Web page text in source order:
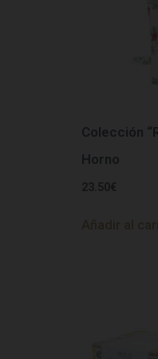
Colección
Horno
23.50€